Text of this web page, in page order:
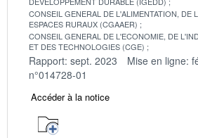
CONSEIL GENERAL DE L'ALIMENTATION, DE
ESPACES RURAUX (CGAAER)
CONSEIL GENERAL DE L'ECONOMIE, DE
ET DES TECHNOLOGIES (CGE)
Rapport: sept. 2023 Mise en ligne:
n°014728-01
Accéder à la notice